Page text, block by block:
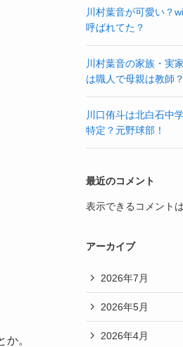
。
川村葉音が可愛い？
呼ばれてた？
川村葉音の家族・実
は職人で母親は教師？
川口侑斗は北白石中
特定？元野球部！
最近のコメント
表示できるコメント
アーカイブ
2026年7月
2026年5月
2026年4月